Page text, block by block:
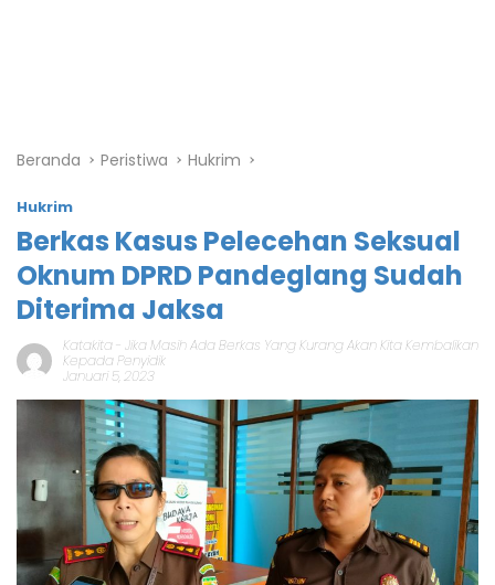
Beranda Peristiwa Hukrim
Hukrim
Berkas Kasus Pelecehan Seksual
Oknum DPRD Pandeglang Sudah
Diterima Jaksa
Katakita- Jika Masih Ada Berkas Yang Kurang Akan Kita Kembalikan
Kepada Penyidik
Januari 5, 2023